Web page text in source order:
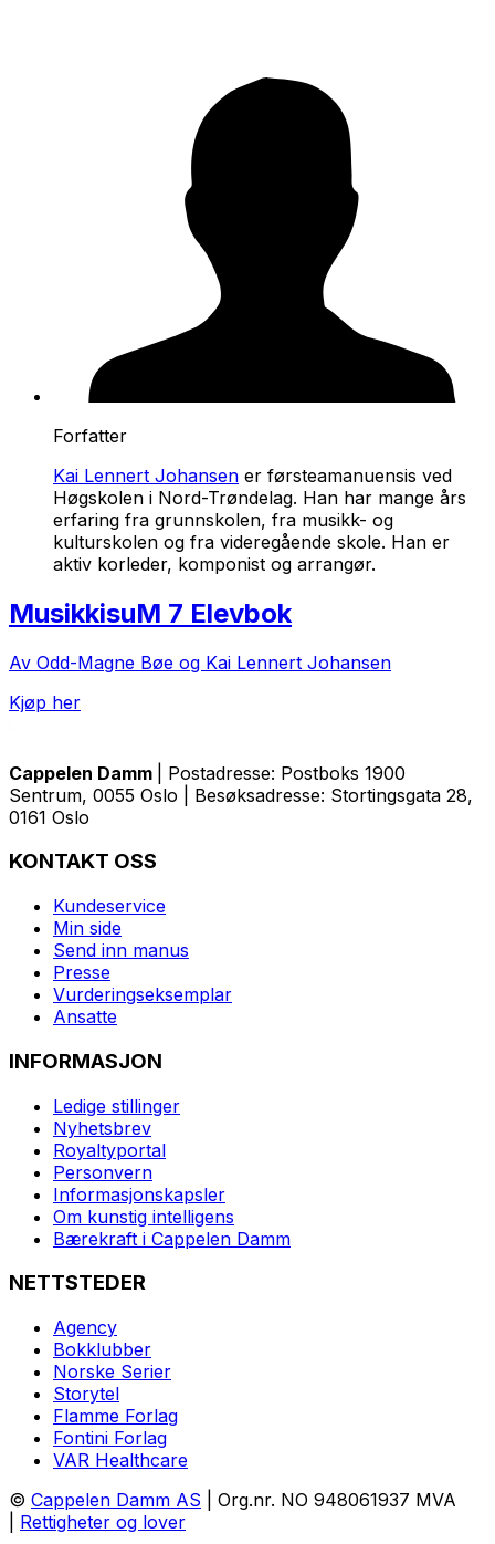
Forfatter
Kai Lennert Johansen er førsteamanuensis ved
Høgskolen i Nord-Trøndelag. Han har mange års
erfaring fra grunnskolen, fra musikk- og
kulturskolen og fra videregående skole. Han er
aktiv korleder, komponist og arrangør.
MusikkisuM 7 Elevbok
Av Odd-Magne Bøe og Kai Lennert Johansen
Kjøp her
Cappelen Damm
| Postadresse: Postboks 1900
Sentrum, 0055 Oslo | Besøksadresse: Stortingsgata 28,
0161 Oslo
KONTAKT OSS
Kundeservice
Min side
Send inn manus
Presse
Vurderingseksemplar
Ansatte
INFORMASJON
Ledige stillinger
Nyhetsbrev
Royaltyportal
Personvern
Informasjonskapsler
Om kunstig intelligens
Bærekraft i Cappelen Damm
NETTSTEDER
Agency
Bokklubber
Norske Serier
Storytel
Flamme Forlag
Fontini Forlag
VAR Healthcare
© Cappelen Damm AS | Org.nr. NO 948061937 MVA
Rettigheter og lover